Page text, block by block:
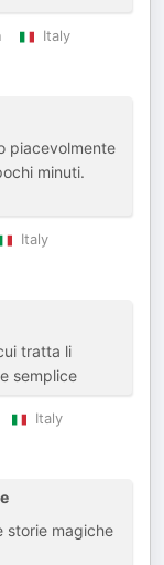
Italy
piacevolmente
minuti.
Italy
tratta li
semplice
Italy
storie magiche